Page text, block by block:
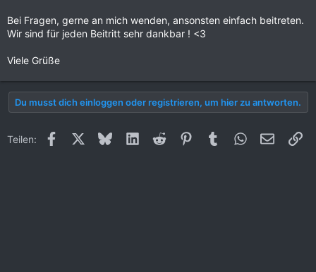
Bei Fragen, gerne an mich wenden, ansonsten einfach beitreten.
Wir sind für jeden Beitritt sehr dankbar ! <3
Viele Grüße
Du musst dich einloggen oder registrieren, um hier zu antworten.
Teilen: FacebookX (Twitter)
BlueskyLinkedInReddit PinterestTumblrWhatsApp
E-Mail